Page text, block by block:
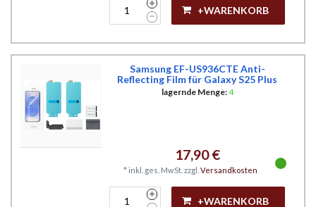
+WARENKORB
Samsung EF-US936CTE Anti-
Reflecting Film für Galaxy S25 Plus
lagernde Menge:4
17,90 €
* inkl. ges. MwSt. zzgl. Versandkosten
+WARENKORB